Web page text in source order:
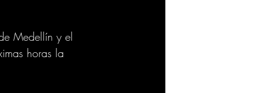
Medellín y el
horas la